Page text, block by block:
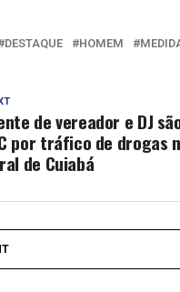
DESTAQUE HOMEM
de vereador e DJ
por tráfico de drogas
de Cuiabá